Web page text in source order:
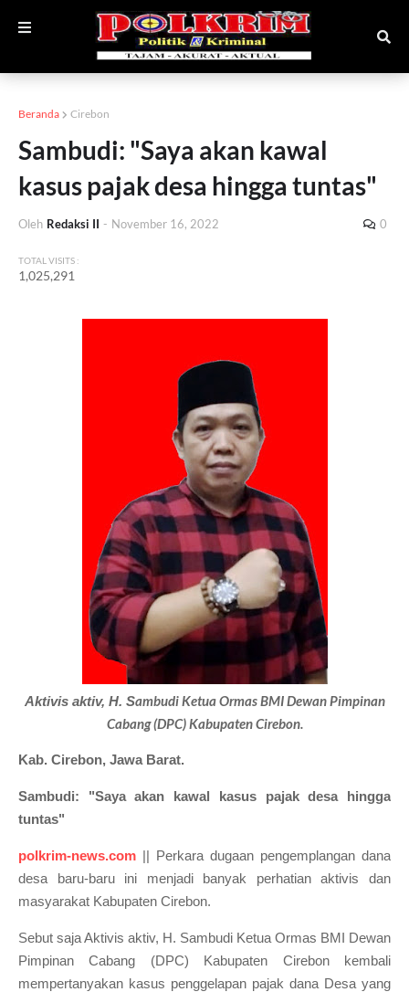
Beranda Cirebon
Sambudi: "Saya akan kawal
kasus pajak desa hingga tuntas"
Oleh Redaksi II - November 16, 2022 0
TOTAL VISITS :
1,025,291
Aktivis aktiv, H. Sambudi Ketua Ormas BMI Dewan Pimpinan
Cabang (DPC) Kabupaten Cirebon.
Kab. Cirebon, Jawa Barat.
Sambudi: "Saya akan kawal kasus pajak desa hingga
tuntas"
polkrim-news.com || Perkara dugaan pengemplangan dana
desa baru-baru ini menjadi banyak perhatian aktivis dan
masyarakat Kabupaten Cirebon.
Sebut saja Aktivis aktiv, H. Sambudi Ketua Ormas BMI Dewan
Pimpinan Cabang (DPC) Kabupaten Cirebon kembali
mempertanyakan kasus penggelapan pajak dana Desa yang